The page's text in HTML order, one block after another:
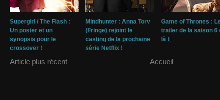
Supergirl / The Flash :
Un poster et un
synopsis pour le
crossover !
Mindhunter : Anna Torv
(Fringe) rejoint le
casting de la prochaine
série Netflix !
Game of Thrones :
trailer de la saison 6
là !
Article plus récent Accueil